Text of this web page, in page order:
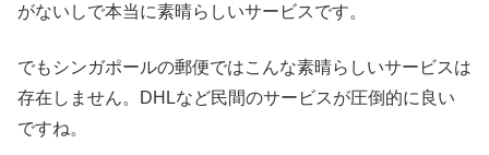
がないしで本当に素晴らしいサービスです。
でもシンガポールの郵便ではこんな素晴らしいサービスは
存在しません。DHLなど民間のサービスが圧倒的に良い
ですね。